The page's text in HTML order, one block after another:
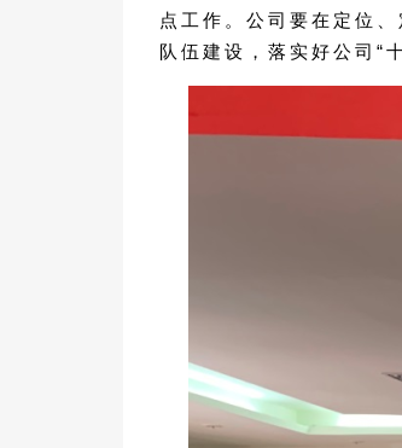
点工作。公司要在定位
队伍建设，落实好公司“